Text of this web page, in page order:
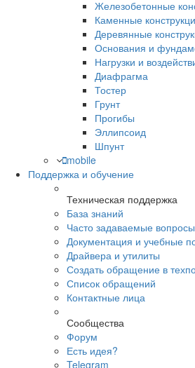
Железобетонные
Каменные
Деревянные
Основания и
Нагрузки и
Диафрагма
Тостер
Грунт
Прогибы
Эллипсоид
Шпунт
mobile
Поддержка и обучение
Техническая поддержка
База знаний
Часто задаваемые вопросы
Документация и учебные
Драйвера и утилиты
Создать обращение в
Список обращений
Контактные лица
Сообщества
Форум
Есть идея?
Telegram